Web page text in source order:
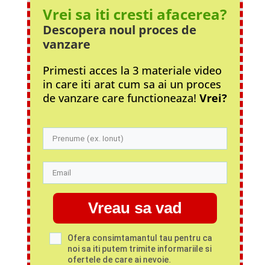
Vrei sa iti cresti afacerea?
Descopera noul procesde
vanzare
Primesti acces la 3 materiale video
in care iti arat cum sa ai un proces
de vanzare care functioneaza! Vrei?
Vreau sa vad
Ofera consimtamantul tau pentru ca
noi sa iti putem trimite informariile si
ofertele de care ai nevoie.